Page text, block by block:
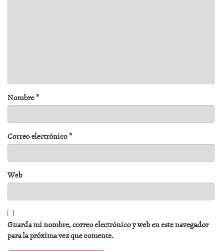
Nombre*
Correo electrónico*
Web
Guarda mi nombre, correo electrónico y web en este navegador
para la próxima vez que comente.